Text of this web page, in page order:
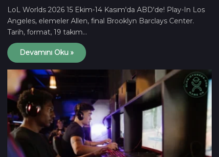
LoL Worlds 2026 15 Ekim-14 Kasım'da ABD'de! Play-In Los
Angeles, elemeler Allen, final Brooklyn Barclays Center.
Tarih, format, 19 takım…
Devamını Oku »